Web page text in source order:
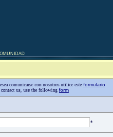
comunicarse con nosotros utilice este formulario
us, use the following form
*